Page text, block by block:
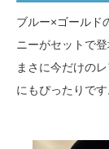
ブルー×ゴールド
ニーがセットで
まさに今だけの
にもぴったりです